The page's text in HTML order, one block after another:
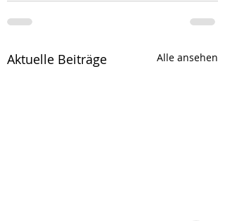
Aktuelle Beiträge Alle ansehen